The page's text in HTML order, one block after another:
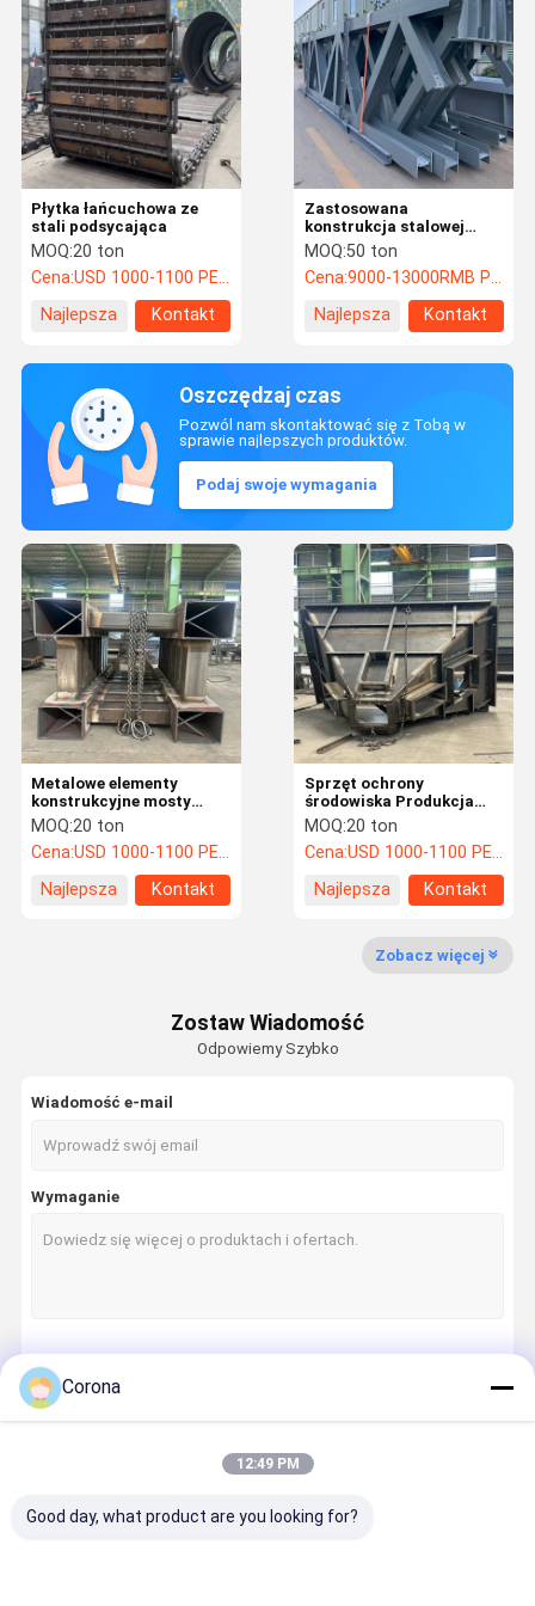
Płytka łańcuchowa ze
stali podsycająca
MOQ:20 ton
Cena:USD 1000-1100 PER TON
Najlepsza
Kontakt
Zastosowana
konstrukcja stalowej
trasy
ciężkoodpowiedzialnej
wykonana do mostów
MOQ:50 ton
Cena:9000-13000RMB Per Ton
Najlepsza
Kontakt
Oszczędzaj czas
Pozwól nam skontaktować się z Tobą w
sprawie najlepszych produktów.
Podaj swoje wymagania
Sprzęt ochrony
środowiska Produkcja
stali ciężkiej do obróbki
gazu, ponowne
wykorzystanie energii
MOQ:20 ton
Cena:USD 1000-1100 PER TON
Najlepsza
Kontakt
Metalowe elementy
konstrukcyjne mosty
konstrukcje stalowe
Przetwarzanie mosty
molo
MOQ:20 ton
Cena:USD 1000-1100 PER TON
Najlepsza
Kontakt
Zobacz więcej
Zostaw Wiadomość
Odpowiemy Szybko
Wiadomość e-mail
Wymaganie
Corona
12:49 PM
Good day, what product are you looking for?